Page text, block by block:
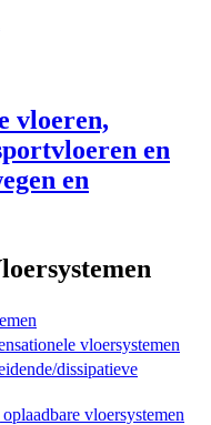
vloeren,
en
en
vloersystemen
dissipatieve
vloersystemen